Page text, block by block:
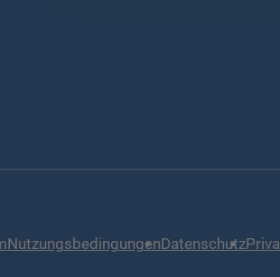
NutzungsbedingungenDatenschutz